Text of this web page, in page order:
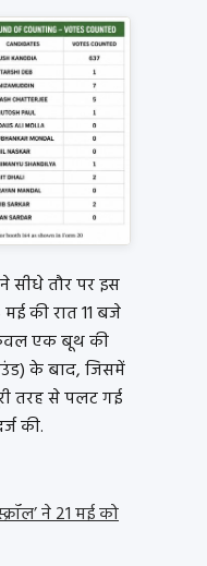
सीधे तौर पर इस
मई की रात 11 बजे
एक बूथ की
के बाद, जिसमें
तरह से पलट गई
की.
ने 21 मई को